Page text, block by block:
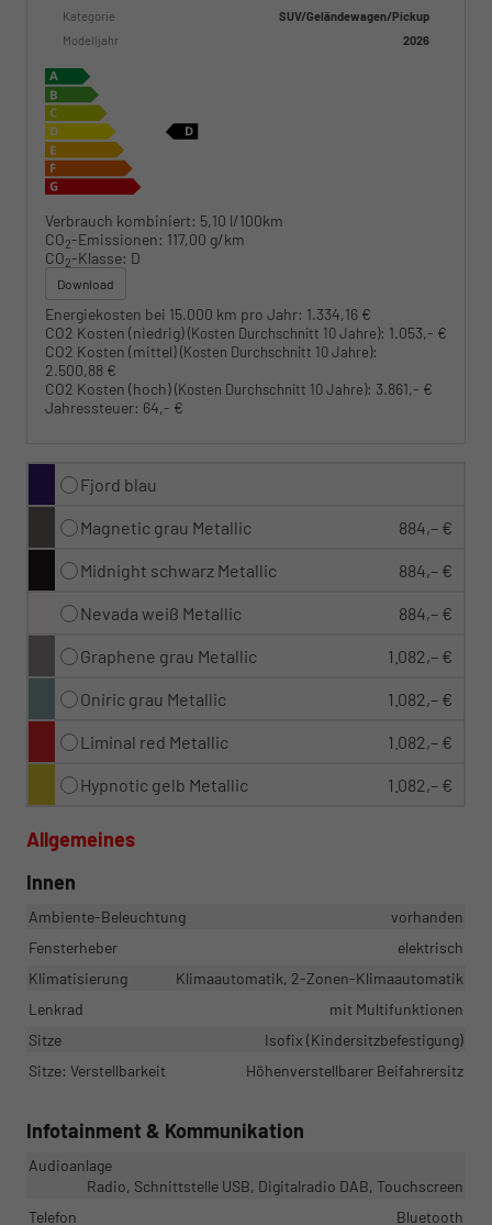
Kategorie
SUV/Geländewagen/Pickup
Modelljahr
2026
Verbrauch kombiniert: 5,10 l/100km
CO2-Emissionen: 117,00 g/km
CO2-Klasse: D
Download
Energiekosten bei 15.000 km pro Jahr: 1.334,16 €
CO2 Kosten (niedrig)(Kosten Durchschnitt 10 Jahre): 1.053,- €
CO2 Kosten (mittel)(Kosten Durchschnitt 10 Jahre):
2.500,88 €
CO2 Kosten (hoch)(Kosten Durchschnitt 10 Jahre): 3.861,- €
Jahressteuer: 64,- €
Fjord blau
Magnetic grau Metallic 884,– €
Midnight schwarz Metallic 884,– €
Nevada weiß Metallic 884,– €
Graphene grau Metallic 1.082,– €
Oniric grau Metallic 1.082,– €
Liminal red Metallic 1.082,– €
Hypnotic gelb Metallic 1.082,– €
Allgemeines
Innen
Ambiente-Beleuchtung
vorhanden
Fensterheber
elektrisch
Klimatisierung
Klimaautomatik, 2-Zonen-Klimaautomatik
Lenkrad
mit Multifunktionen
Sitze
Isofix (Kindersitzbefestigung)
Sitze: Verstellbarkeit
Höhenverstellbarer Beifahrersitz
Infotainment & Kommunikation
Audioanlage
Radio, Schnittstelle USB, Digitalradio DAB, Touchscreen
Telefon
Bluetooth